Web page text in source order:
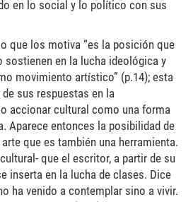
en lo social y lo político con sus
que los motiva “es la posición que
sostienen en la lucha ideológica y
movimiento artístico” (p.14); esta
sus respuestas en la
accionar cultural como una forma
Aparece entonces la posibilidad de
que es también una herramienta.
que el escritor, a partir de su
inserta en la lucha de clases. Dice
ha venido a contemplar sino a vivir.